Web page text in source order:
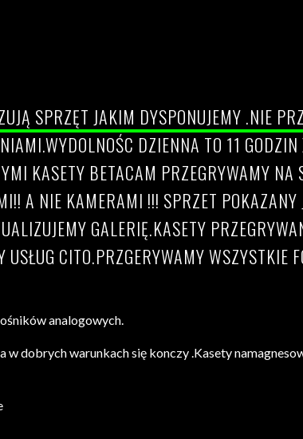
SPRZĘT JAKIM DYSPONUJEMY .NIE
DZIENNA TO 11
KASETY BETACAM PRZEGRYWAMY
A NIE KAMERAMI !!! SPRZET
GALERIĘ.KASETY
USŁUG CITO.PRZGERYWAMY WSZYSTKIE
analogowych.
dobrych warunkach się konczy .Kasety